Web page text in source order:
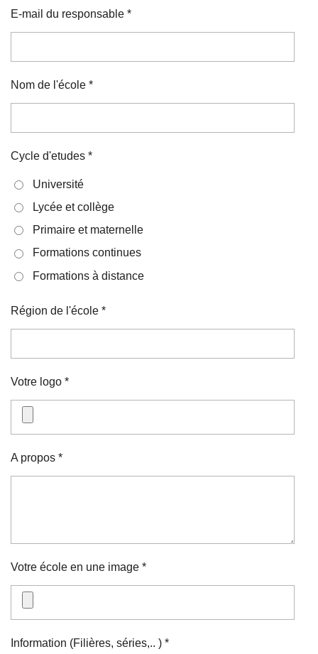
E-mail du responsable *
Nom de l'école *
Cycle d'etudes *
Université
Lycée et collège
Primaire et maternelle
Formations continues
Formations à distance
Région de l'école *
Votre logo *
A propos *
Votre école en une image *
Information (Filières, séries,.. ) *